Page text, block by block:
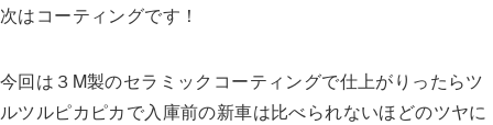
次はコーティングです！
今回は３M製のセラミックコーティングで仕上がりったらツ
ルツルピカピカで入庫前の新車は比べられないほどのツヤに